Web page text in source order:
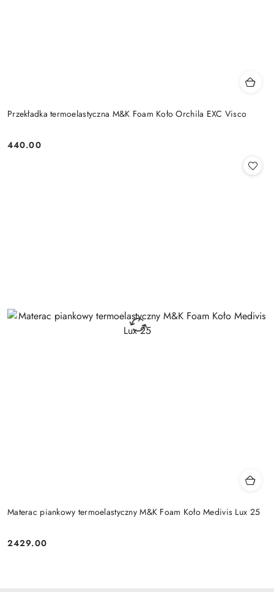
Przekładka termoelastyczna M&K Foam Koło Orchila EXC Visco
Cena:
440.00
Materac piankowy termoelastyczny M&K Foam Koło Medivis Lux 25
Cena:
2429.00